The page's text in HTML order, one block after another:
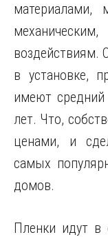
материалами,
воздействиям.
в установке,
имеют
лет. Что,
ценами, и
самых
домов.
Пленки идут